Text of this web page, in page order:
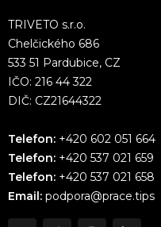
TRIVETO s.r.o.
Chelčického 686
533 51 Pardubice, CZ
IČO: 216 44 322
DIČ: CZ21644322
Telefon: +420 602 051 664
Telefon: +420 537 021 659
Telefon: +420 537 021 658
Email: podpora@prace.tips